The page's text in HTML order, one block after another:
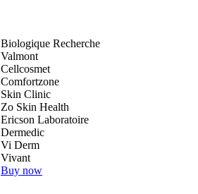
Biologique Recherche
Valmont
Cellcosmet
Comfortzone
Skin Clinic
Zo Skin Health
Ericson Laboratoire
Dermedic
Vi Derm
Vivant
Buy now